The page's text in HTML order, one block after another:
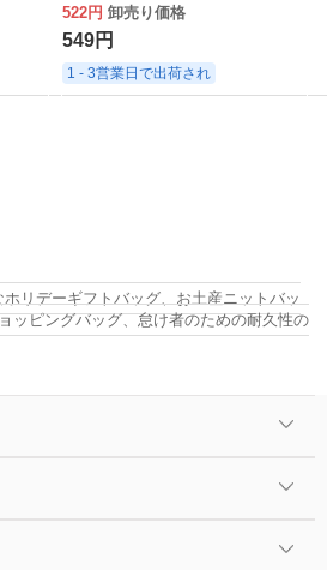
522円 卸売り価格
549円
1 - 3営業日で出荷され
リデーギフトバッグ、お土産ニットバッ
ッピングバッグ、怠け者のための耐久性の